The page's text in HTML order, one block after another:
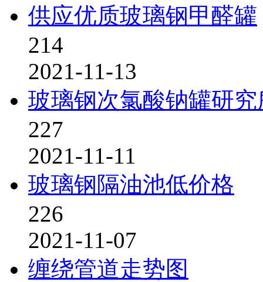
供应优质玻璃钢甲醛罐
214
2021-11-13
玻璃钢次氯酸钠罐研究
227
2021-11-11
玻璃钢隔油池低价格
226
2021-11-07
缠绕管道走势图